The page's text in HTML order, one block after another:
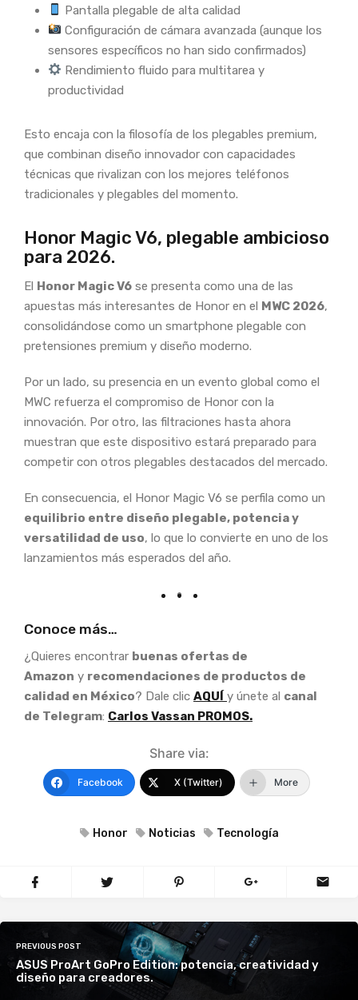
Pantalla plegable de alta calidad
Configuración de cámara avanzada (aunque los
sensores específicos no han sido confirmados)
Rendimiento fluido para multitarea y
productividad
Esto encaja con la filosofía de los plegables premium,
que combinan diseño innovador con capacidades
técnicas que rivalizan con los mejores teléfonos
tradicionales y plegables del momento.
Honor Magic V6, plegable ambicioso
para 2026.
El Honor Magic V6 se presenta como una de las
apuestas más interesantes de Honor en el MWC 2026,
consolidándose como un smartphone plegable con
pretensiones premium y diseño moderno.
Por un lado, su presencia en un evento global como el
MWC refuerza el compromiso de Honor con la
innovación. Por otro, las filtraciones hasta ahora
muestran que este dispositivo estará preparado para
competir con otros plegables destacados del mercado.
En consecuencia, el Honor Magic V6 se perfila como un
equilibrio entre diseño plegable, potencia y
versatilidad de uso, lo que lo convierte en uno de los
lanzamientos más esperados del año.
Conoce más…
¿Quieres encontrar buenas ofertas de
Amazon y recomendaciones de productos de
calidad en México? Dale clic AQUÍ y únete al canal
de Telegram: Carlos Vassan PROMOS.
Share via:
Facebook X (Twitter) More
Honor Noticias Tecnología
PREVIOUS POST
ASUS ProArt GoPro Edition: potencia, creatividad y
diseño para creadores.